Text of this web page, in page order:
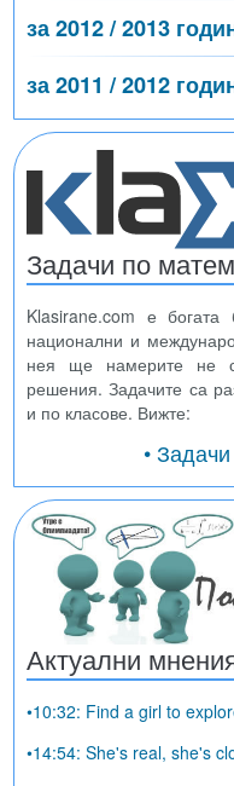
за 2012 / 2013
за 2011 / 2012
Задачи по
Klasirane.com е богата
национални и
нея ще намерите не
решения. Задачите са
и по класове. Вижте:
•
Актуални
•10:32: Find a girl to
•14:54: She's real, she's